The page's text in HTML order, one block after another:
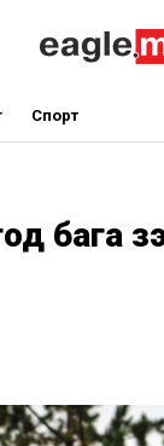
Спорт
бага